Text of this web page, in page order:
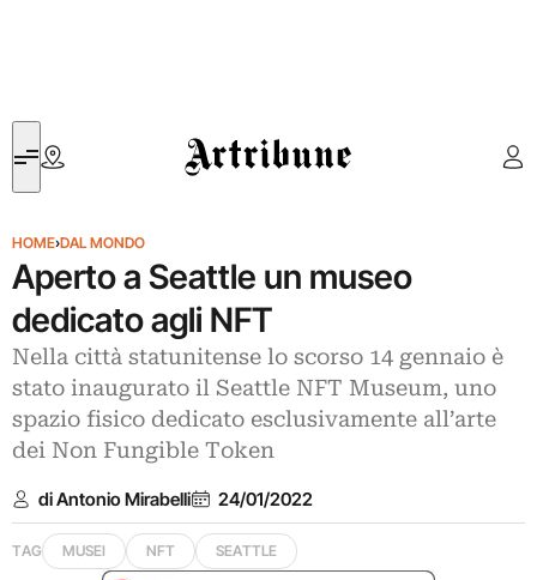
Artribune
HOME›DAL MONDO
Aperto a Seattle un museo
dedicato agli NFT
Nella città statunitense lo scorso 14 gennaio è
stato inaugurato il Seattle NFT Museum, uno
spazio fisico dedicato esclusivamente all’arte
dei Non Fungible Token
di Antonio Mirabelli 24/01/2022
TAG MUSEI NFT SEATTLE